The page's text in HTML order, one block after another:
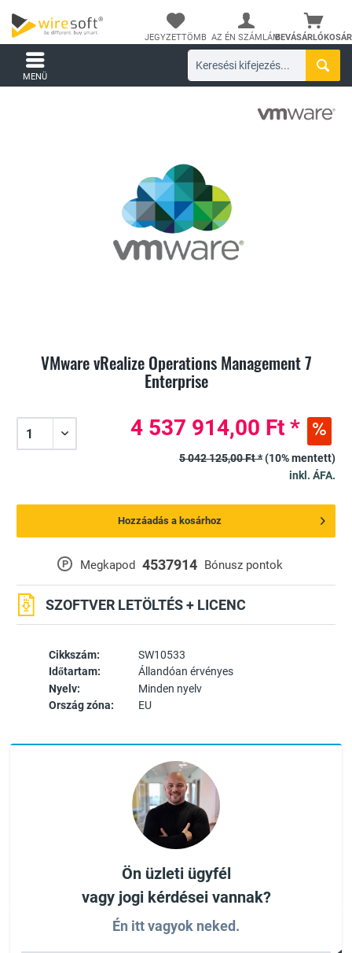
BEVÁSÁRLÓKOSÁR
JEGYZETTÖMB AZ ÉN SZÁMLÁM
MENÜ
VMware vRealize Operations Management 7
Enterprise
Cikkszám:
SW10533
Időtartam:
Állandóan érvényes
Nyelv:
Minden nyelv
Ország zóna:
EU
P Megkapod 4537914 Bónusz pontok
SZOFTVER LETÖLTÉS + LICENC
4 537 914,00 Ft *
5 042 125,00 Ft *(10% mentett)
inkl. ÁFA.
Hozzáadás a kosárhoz
Ön üzleti ügyfél
vagy jogi kérdései vannak?
Én itt vagyok neked.